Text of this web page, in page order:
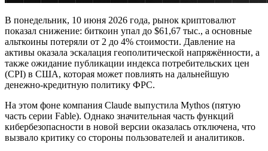
В понедельник, 10 июня 2026 года, рынок криптовалют
показал снижение: биткоин упал до $61,67 тыс., а основные
альткоины потеряли от 2 до 4% стоимости. Давление на
активы оказала эскалация геополитической напряжённости, а
также ожидание публикации индекса потребительских цен
(CPI) в США, которая может повлиять на дальнейшую
денежно-кредитную политику ФРС.
На этом фоне компания Claude выпустила Mythos (пятую
часть серии Fable). Однако значительная часть функций
кибербезопасности в новой версии оказалась отключена, что
вызвало критику со стороны пользователей и аналитиков.